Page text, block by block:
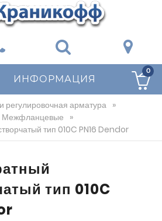
ИНФОРМАЦИЯ
0
регулировочная арматура »
Межфланцевые »
тип 010C PN16 Dendor
тип 010C